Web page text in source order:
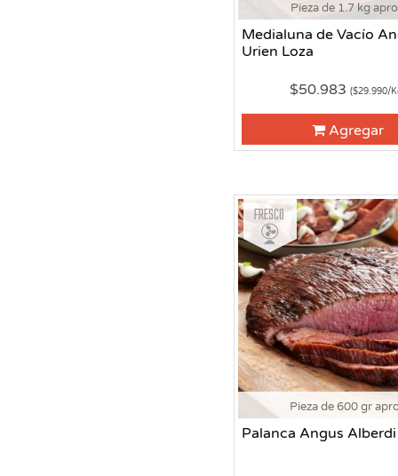
Pieza de 1.7 kg
Medialuna de Vacío
Urien Loza
$50.983($29.990/
Agregar
Pieza de 600 gr
Palanca Angus Alberdi
Fresco